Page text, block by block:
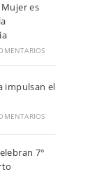
es
impulsan el
7°